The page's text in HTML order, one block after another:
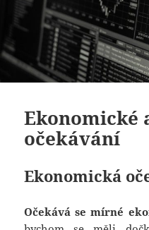
Ekonomické
očekávání
Ekonomická
Očekává se mírné